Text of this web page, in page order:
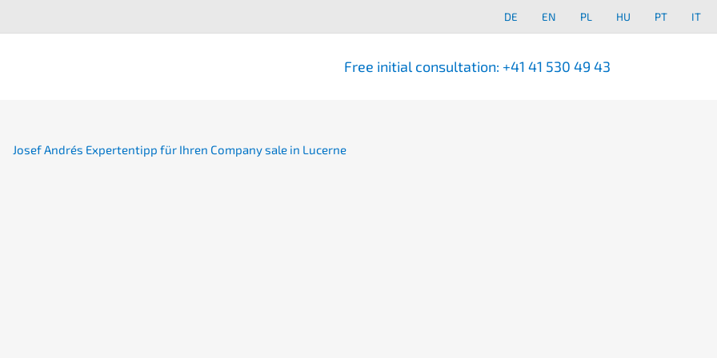
DE EN PL HU PT IT
Free initi­al consul­ta­ti­on: +41 41 530 49 43
Josef Andrés Exper­ten­tipp für Ihren Compa­ny salein Lucerne